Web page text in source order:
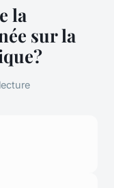
la
sur la